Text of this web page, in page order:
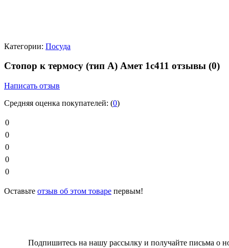
Категории: Посуда
Стопор к термосу (тип А) Амет 1с411 отзывы (0)
Написать отзыв
Средняя оценка покупателей: (0)
0
0
0
0
0
Оставьте отзыв об этом товаре первым!
Подпишитесь на нашу рассылку и получайте письма о